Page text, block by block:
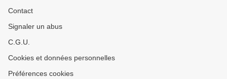
Contact
Signaler un abus
C.G.U.
Cookies et données personnelles
Préférences cookies